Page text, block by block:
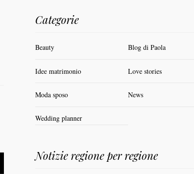
Categorie
Beauty Blog di Paola
Idee matrimonio Love stories
Moda sposo News
Wedding planner
Notizie regione per regione